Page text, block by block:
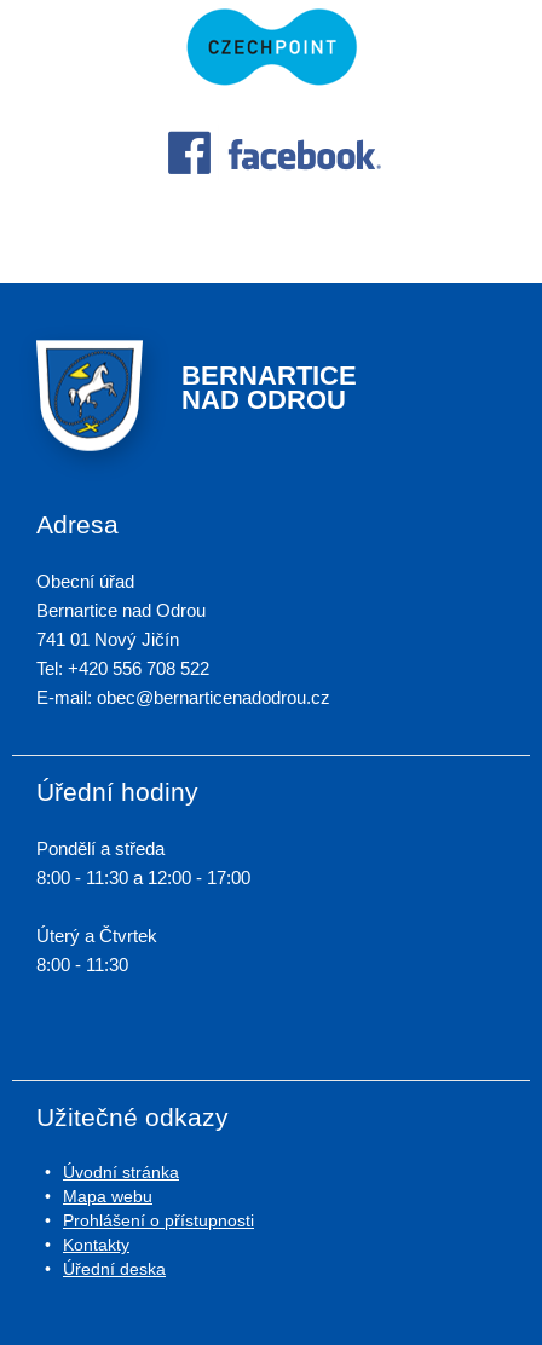
BERNARTICE
NAD ODROU
Adresa
Obecní úřad
Bernartice nad Odrou
741 01 Nový Jičín
Tel: +420 556 708 522
E-mail: obec@bernarticenadodrou.cz
Úřední hodiny
Pondělí a středa
8:00 - 11:30 a 12:00 - 17:00
Úterý a Čtvrtek
8:00 - 11:30
Užitečné odkazy
Úvodní stránka
Mapa webu
Prohlášení o přístupnosti
Kontakty
Úřední deska